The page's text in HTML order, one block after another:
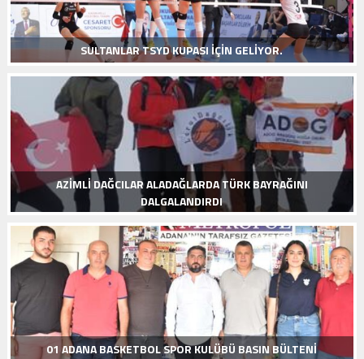
SULTANLAR TSYD KUPASI IÇIN GELIYOR.
AZIMLI DAĞCILAR ALADAĞLARDA TÜRK BAYRAĞINI
DALGALANDIRDI
01 ADANA BASKETBOL SPOR KULÜBÜ BASIN BÜLTENI